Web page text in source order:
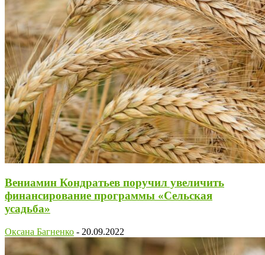
Вениамин Кондратьев поручил увеличить
финансирование программы «Сельская
усадьба»
Оксана Багненко - 20.09.2022